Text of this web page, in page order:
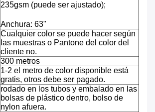
235gsm (puede ser ajustado);
Anchura: 63"
Cualquier color se puede hacer según
las muestras o Pantone del color del
cliente no.
300 metros
1-2 el metro de color disponible está
gratis, otros debe ser pagado.
rodado en los tubos y embalado en las
bolsas de plástico dentro, bolso de
nylon afuera.